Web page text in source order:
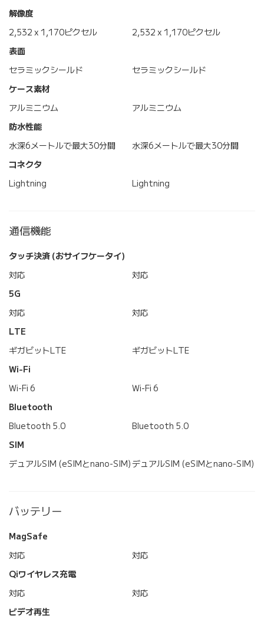
解像度
2,532 x 1,170ピクセル
2,532 x 1,170ピクセル
表面
セラミックシールド
セラミックシールド
ケース素材
アルミニウム
アルミニウム
防水性能
水深6メートルで最大30分間
水深6メートルで最大30分間
コネクタ
Lightning
Lightning
通信機能
タッチ決済 (おサイフケータイ)
対応
対応
5G
対応
対応
LTE
ギガビットLTE
ギガビットLTE
Wi-Fi
Wi-Fi 6
Wi-Fi 6
Bluetooth
Bluetooth 5.0
Bluetooth 5.0
SIM
デュアルSIM (eSIMとnano-SIM)デュアルSIM (eSIMとnano-SIM)
バッテリー
MagSafe
対応
対応
Qiワイヤレス充電
対応
対応
ビデオ再生